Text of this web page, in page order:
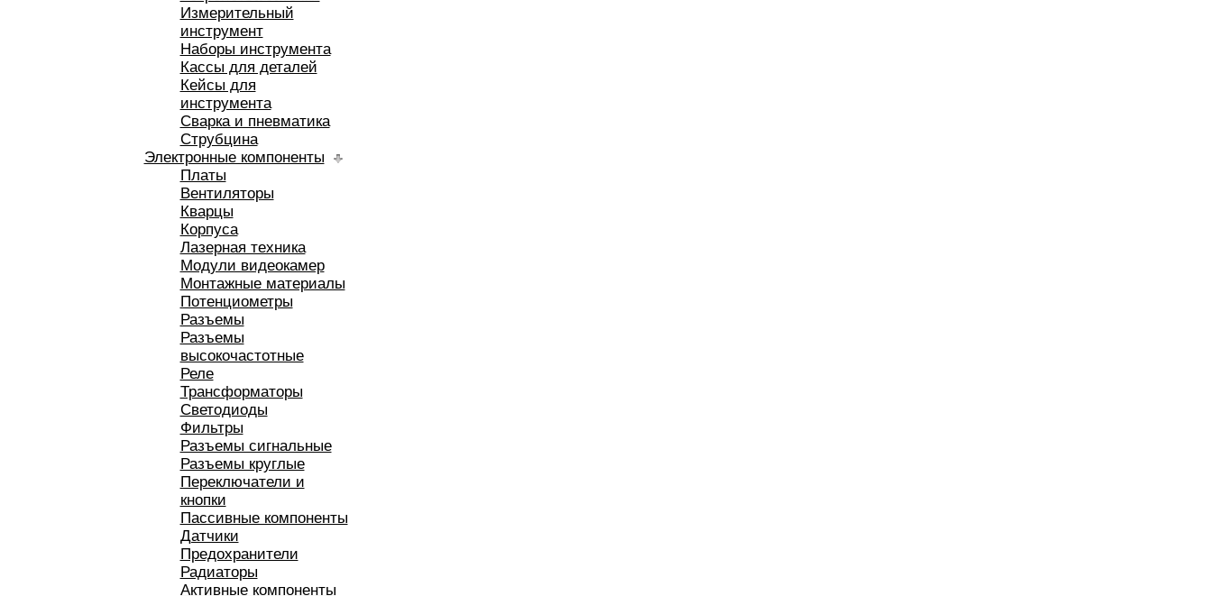
Измерительный
инструмент
Наборы инструмента
Кассы для деталей
Кейсы для
инструмента
Сварка и пневматика
Струбцина
Электронные компоненты
Платы
Вентиляторы
Кварцы
Корпуса
Лазерная техника
Модули видеокамер
Монтажные материалы
Потенциометры
Разъемы
Разъемы
высокочастотные
Реле
Трансформаторы
Светодиоды
Фильтры
Разъемы сигнальные
Разъемы круглые
Переключатели и
кнопки
Пассивные компоненты
Датчики
Предохранители
Радиаторы
Активные компоненты